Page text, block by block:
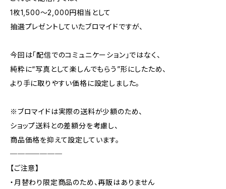
1枚1,500〜2,000円相当として
抽選プレゼントしていたブロマイドですが、
今回は「配信でのコミュニケーション」ではなく、
純粋に“写真として楽しんでもらう”形にしたため、
より手に取りやすい価格に設定しました。
※ブロマイドは実際の送料が少額のため、
ショップ送料との差額分を考慮し、
商品価格を抑えて設定しています。
───────
【ご注意】
・月替わり限定商品のため、再販はありません